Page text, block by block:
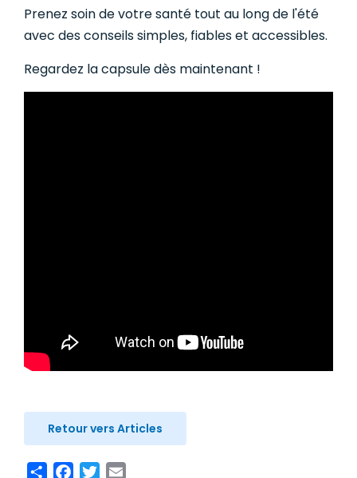
Prenez soin de votre santé tout au long de l'été
avec des conseils simples, fiables et accessibles.
Regardez la capsule dès maintenant !
Retour vers Articles
ShareFacebook
Twitter